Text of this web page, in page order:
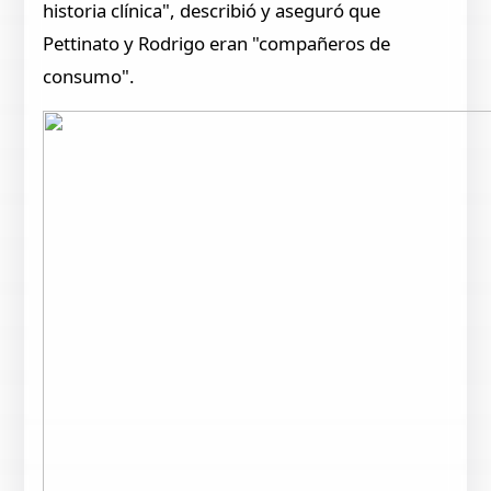
historia clínica", describió y aseguró que
Pettinato y Rodrigo eran "compañeros de
consumo".